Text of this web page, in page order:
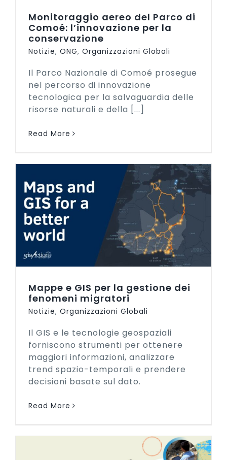
Monitoraggio aereo del Parco di
Comoé: l’innovazione per la
conservazione
Notizie, ONG, Organizzazioni Globali
Il Parco Nazionale di Comoé prosegue
nel percorso di innovazione
tecnologica per la salvaguardia delle
risorse naturali e della [...]
Read More
Mappe e GIS per la gestione dei
fenomeni migratori
Notizie, Organizzazioni Globali
Il GIS e le tecnologie geospaziali
forniscono strumenti per ottenere
maggiori informazioni, analizzare
trend spazio-temporali e prendere
decisioni basate sul dato.
Read More